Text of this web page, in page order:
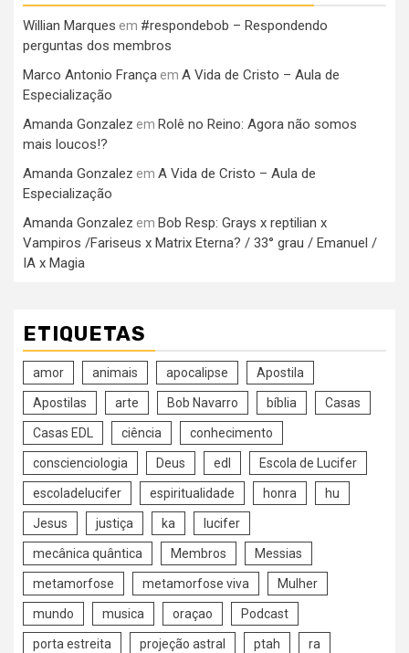
Willian Marques em #respondebob – Respondendo
perguntas dos membros
Marco Antonio França em A Vida de Cristo – Aula de
Especialização
Amanda Gonzalez em Rolê no Reino: Agora não somos
mais loucos!?
Amanda Gonzalez em A Vida de Cristo – Aula de
Especialização
Amanda Gonzalez em Bob Resp: Grays x reptilian x
Vampiros /Fariseus x Matrix Eterna? / 33° grau / Emanuel /
IA x Magia
ETIQUETAS
amor animais apocalipse Apostila
Apostilas arte Bob Navarro bíblia Casas
Casas EDL ciência conhecimento
conscienciologia Deus edl Escola de Lucifer
escoladelucifer espiritualidade honra hu
Jesus justiça ka lucifer
mecânica quântica Membros Messias
metamorfose metamorfose viva Mulher
mundo musica oraçao Podcast
porta estreita projeção astral ptah ra